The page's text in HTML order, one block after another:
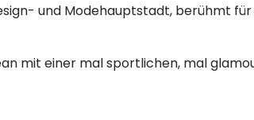
und Modehauptstadt, berühmt
mit einer mal sportlichen, mal